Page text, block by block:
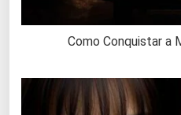
Como Conquistar a